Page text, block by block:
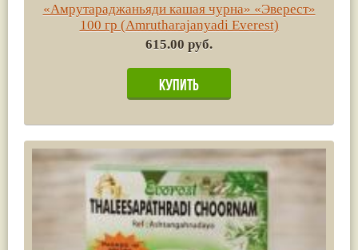
«Амрутараджаньяди кашая чурна» «Эверест»
100 гр (Amrutharajanyadi Everest)
615.00 руб.